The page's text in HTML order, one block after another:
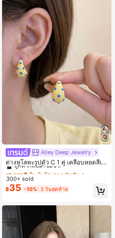
Alley Deep Jewelry
ต่างหูโลหะรูปตัว C 1 คู่ เคลือบหยดสีเห
ลือง ลายจุดสีน้ำเงิน สไตล์ยุโรปและอเม
ริกัน แฟชั่นส่วนตัว หวานและสง่างาม
สำหรับผู้หญิงและเด็กหญิง สำหรับการเ
ดินทาง งานแต่งงาน ปาร์ตี้ วันเกิด ของ
#1 ขายดี ใน โบโฮ ต่างหูผู้หญิง
ลูกค้ากลับมาซื้อซ้ำ!
เกือบหมดแล้ว!
#1 ขายดี
ลูกค้ากลับมาซื้อซ้ำ!
เกือบหมดแล้ว!
#1 ขายดี
ลูกค้ากลับมาซื้อซ้ำ!
เกือบหมดแล้ว!
#1 ขายดี ใน โบโฮ ต่างหูผู้หญิง
เกือบหมดแล้ว!
300+ sold
฿35 -10% 3 วันสุดท้าย